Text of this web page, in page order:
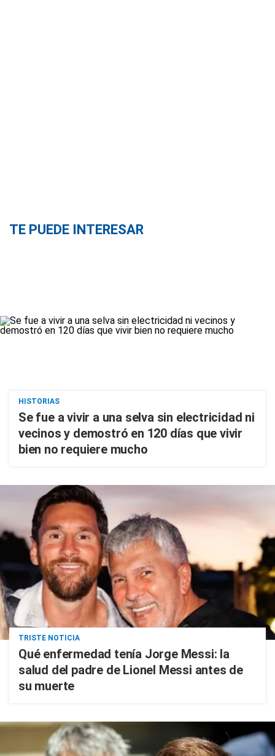
TE PUEDE INTERESAR
HISTORIAS
Se fue a vivir a una selva sin electricidad ni
vecinos y demostró en 120 días que vivir
bien no requiere mucho
TRISTE NOTICIA
Qué enfermedad tenía Jorge Messi: la
salud del padre de Lionel Messi antes de
su muerte